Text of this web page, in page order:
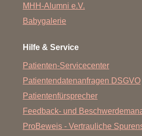
MHH-Alumni e.V.
Babygalerie
Hilfe & Service
Patienten-Servicecenter
Patientendatenanfragen DSGVO
Patientenfürsprecher
Feedback- und
ProBeweis - Vertrauliche